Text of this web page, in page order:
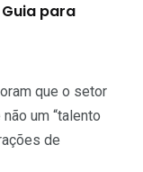
para
que o setor
um “talento
de